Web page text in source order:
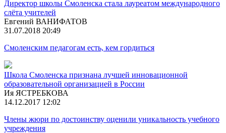
Директор школы Смоленска стала лауреатом международного
слёта учителей
Евгений ВАНИФАТОВ
31.07.2018 20:49
Смоленским педагогам есть, кем гордиться
Школа Смоленска признана лучшей инновационной
образовательной организацией в России
Ия ЯСТРЕБКОВА
14.12.2017 12:02
Члены жюри по достоинству оценили уникальность учебного
учреждения